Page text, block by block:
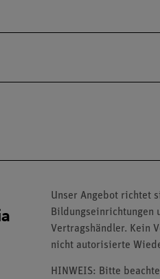
Unser Angebot richtet
Bildungseinrichtungen
Vertragshändler. Kein
nicht autorisierte
HINWEIS: Bitte